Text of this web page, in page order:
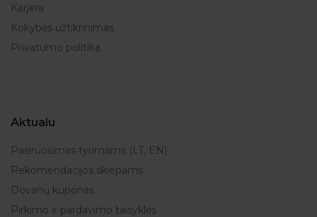
Karjera
Kokybės užtikrinimas
Privatumo politika
Aktualu
Pasiruošimas tyrimams (LT, EN)
Rekomendacijos skiepams
Dovanų kuponas
Pirkimo ir pardavimo taisyklės